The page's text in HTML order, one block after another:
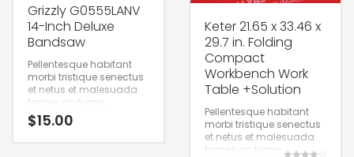
Grizzly G0555LANV
14-Inch Deluxe
Bandsaw
Pellentesque habitant
morbi tristique senectus
et netus et malesuada
fames ac turpis.
$15.00
Keter 21.65 x 33.46 x
29.7 in. Folding
Compact
Workbench Work
Table +Solution
Pellentesque habitant
morbi tristique senectus
et netus et malesuada
fames ac turpis.